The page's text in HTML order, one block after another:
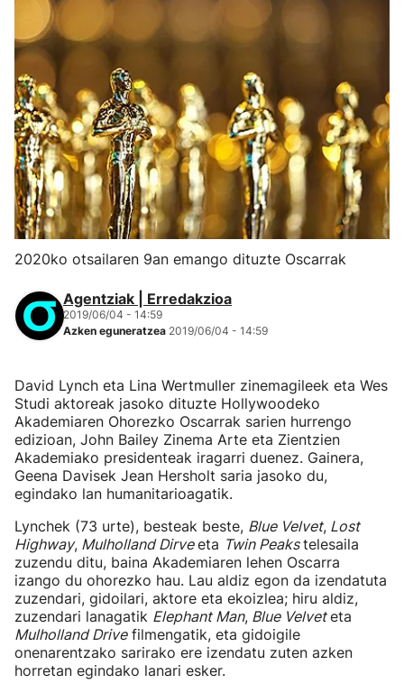
2020ko otsailaren 9an emango dituzte Oscarrak
Agentziak | Erredakzioa
2019/06/04 - 14:59
Azken eguneratzea 2019/06/04 - 14:59
David Lynch eta Lina Wertmuller zinemagileek eta Wes
Studi aktoreak jasoko dituzte Hollywoodeko
Akademiaren Ohorezko Oscarrak sarien hurrengo
edizioan, John Bailey Zinema Arte eta Zientzien
Akademiako presidenteak iragarri duenez. Gainera,
Geena Davisek Jean Hersholt saria jasoko du,
egindako lan humanitarioagatik.
Lynchek (73 urte), besteak beste, Blue Velvet, Lost
Highway, Mulholland Dirveeta Twin Peakstelesaila
zuzendu ditu, baina Akademiaren lehen Oscarra
izango du ohorezko hau. Lau aldiz egon da izendatuta
zuzendari, gidoilari, aktore eta ekoizlea; hiru aldiz,
zuzendari lanagatik Elephant Man, Blue Velveteta
Mulholland Drivefilmengatik, eta gidoigile
onenarentzako sarirako ere izendatu zuten azken
horretan egindako lanari esker.